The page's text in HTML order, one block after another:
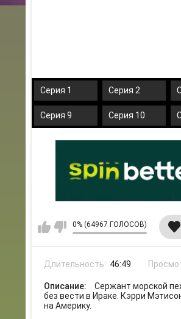
Серия 1 Серия 2
Серия 9 Серия 10
0% (64967 ГОЛОСОВ)
Длительность: 46:49
Описание:
Сержант морской
без вести в Ираке. Кэрри
на Америку.